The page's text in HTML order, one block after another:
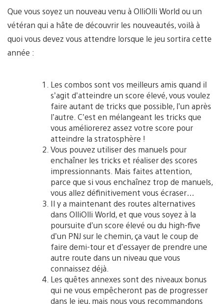
Que vous soyez un nouveau venu à OlliOlli World ou un
vétéran qui a hâte de découvrir les nouveautés, voilà à
quoi vous devez vous attendre lorsque le jeu sortira cette
année :
Les combos sont vos meilleurs amis quand il
s’agit d’atteindre un score élevé, vous voulez
faire autant de tricks que possible, l’un après
l’autre. C’est en mélangeant les tricks que
vous améliorerez assez votre score pour
atteindre la stratosphère !
Vous pouvez utiliser des manuels pour
enchaîner les tricks et réaliser des scores
impressionnants. Mais faites attention,
parce que si vous enchaînez trop de manuels,
vous allez définitivement vous écraser…
Il y a maintenant des routes alternatives
dans OlliOlli World, et que vous soyez à la
poursuite d’un score élevé ou du high-five
d’un PNJ sur le chemin, ça vaut le coup de
faire demi-tour et d’essayer de prendre une
autre route dans un niveau que vous
connaissez déjà.
Les quêtes annexes sont des niveaux bonus
qui ne vous empêcheront pas de progresser
dans le jeu, mais nous vous recommandons